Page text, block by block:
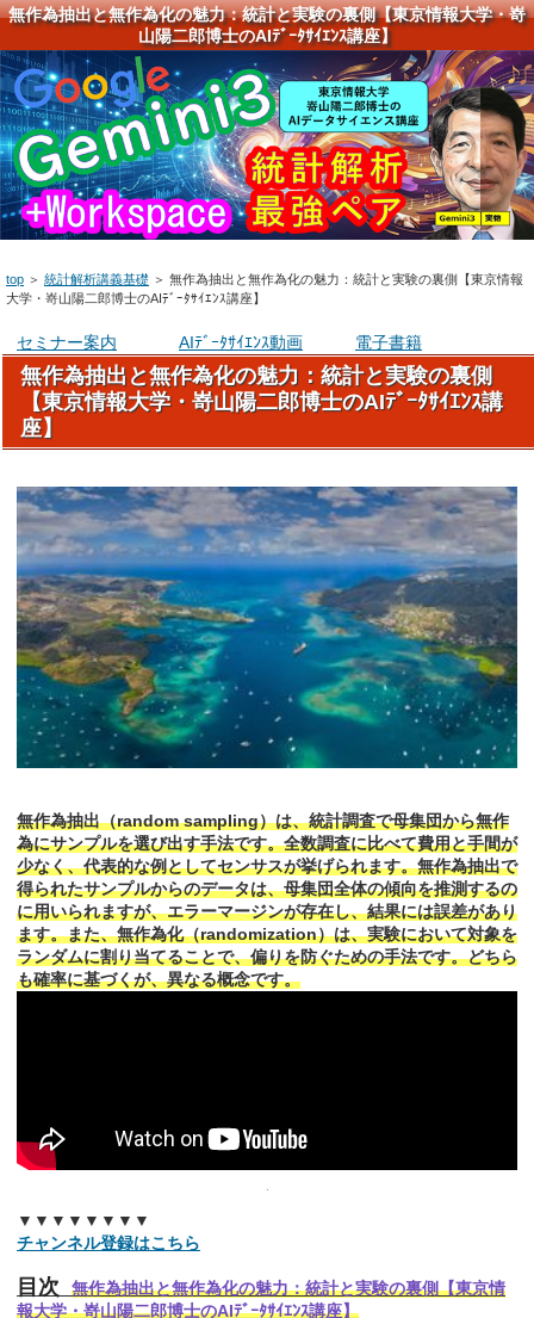
無作為抽出と無作為化の魅力：統計と実験の裏側【東京情報大学・嵜
山陽二郎博士のAIﾃﾞｰﾀｻｲｴﾝｽ講座】
top ＞ 統計解析講義基礎 ＞ 無作為抽出と無作為化の魅力：統計と実験の裏側【東京情報
大学・嵜山陽二郎博士のAIﾃﾞｰﾀｻｲｴﾝｽ講座】
セミナー案内 AIﾃﾞｰﾀｻｲｴﾝｽ動画 電子書籍
無作為抽出と無作為化の魅力：統計と実験の裏側
【東京情報大学・嵜山陽二郎博士のAIﾃﾞｰﾀｻｲｴﾝｽ講
座】
無作為抽出（random sampling）は、統計調査で母集団から無作
為にサンプルを選び出す手法です。全数調査に比べて費用と手間が
少なく、代表的な例としてセンサスが挙げられます。無作為抽出で
得られたサンプルからのデータは、母集団全体の傾向を推測するの
に用いられますが、エラーマージンが存在し、結果には誤差があり
ます。また、無作為化（randomization）は、実験において対象を
ランダムに割り当てることで、偏りを防ぐための手法です。どちら
も確率に基づくが、異なる概念です。
▼▼▼▼▼▼▼▼
チャンネル登録はこちら
目次
無作為抽出と無作為化の魅力：統計と実験の裏側【東京情
報大学・嵜山陽二郎博士のAIﾃﾞｰﾀｻｲｴﾝｽ講座】